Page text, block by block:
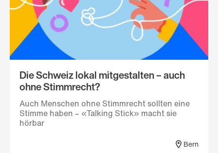
Die Schweiz lokal mitgestalten – auch
ohne Stimmrecht?
Auch Menschen ohne Stimmrecht sollten eine
Stimme haben – «Talking Stick» macht sie
hörbar
Bern